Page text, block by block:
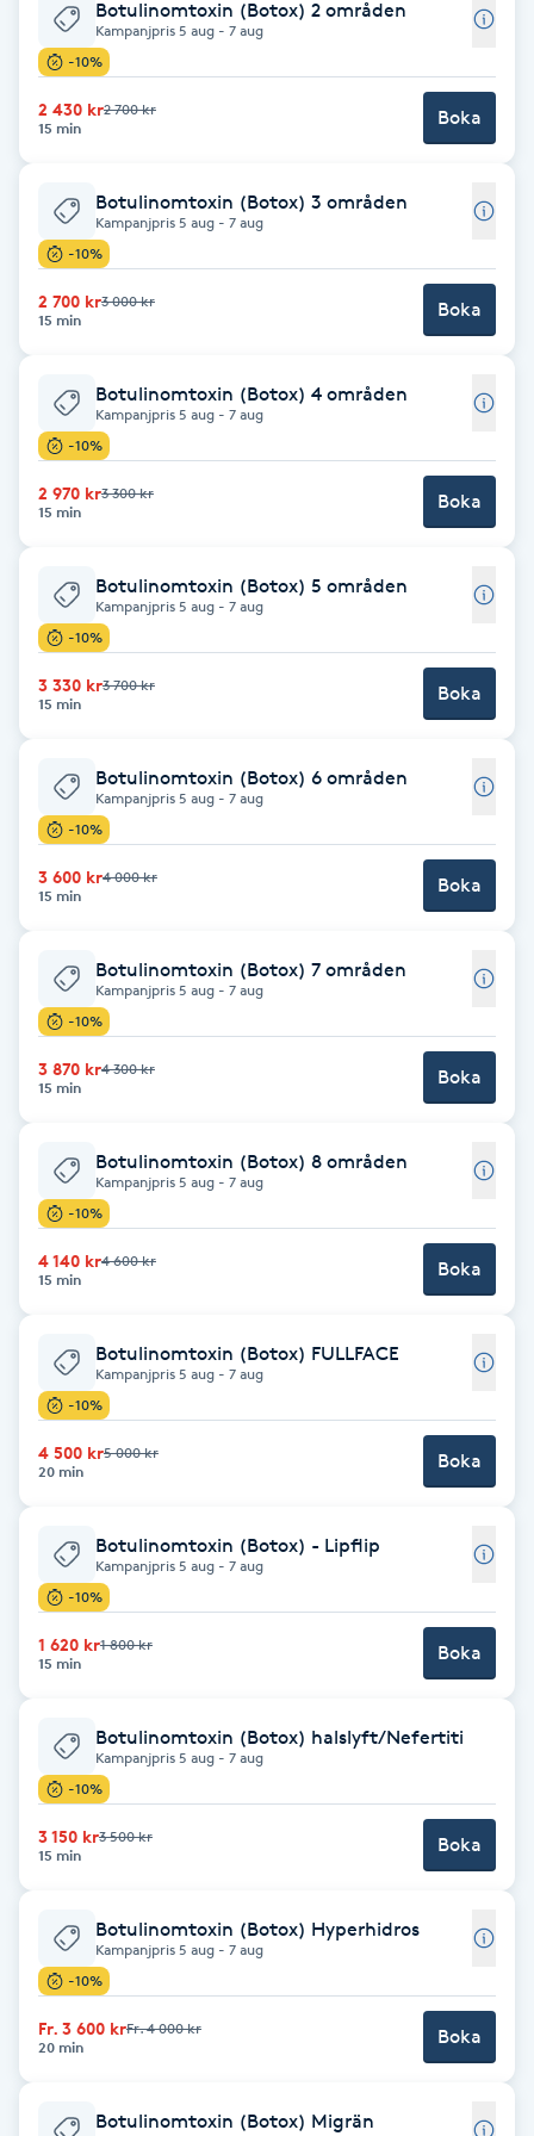
Babylights
Balayage
Barber
Barnklippning
Blowout
Bottenfärg
Brynformning
Brynfärgning
Brynplockning
Bröllopsuppsättning
Celluliter
Coachning
Color correction
Cryoterapi
D
Damklippning
Dermapen
Diamantslipning
Enzympeeling
Extensions
Eyeliner-tatuering
Face framing
Faceliftmassage
Fet hårbotten
Fettreducering
Fibromassage
Fillers
Fotmassage
Botulinomtoxin (Botox) 2 områden
Kampanjpris 5 aug - 7 aug
-10%
2 430 kr2 700 kr
15 min
Boka
Botulinomtoxin (Botox) 3 områden
Kampanjpris 5 aug - 7 aug
-10%
2 700 kr3 000 kr
15 min
Boka
Botulinomtoxin (Botox) 4 områden
Kampanjpris 5 aug - 7 aug
-10%
2 970 kr3 300 kr
15 min
Boka
Botulinomtoxin (Botox) 5 områden
Kampanjpris 5 aug - 7 aug
-10%
3 330 kr3 700 kr
15 min
Boka
Botulinomtoxin (Botox) 6 områden
Kampanjpris 5 aug - 7 aug
-10%
3 600 kr4 000 kr
15 min
Boka
Botulinomtoxin (Botox) 7 områden
Kampanjpris 5 aug - 7 aug
-10%
3 870 kr4 300 kr
15 min
Boka
Botulinomtoxin (Botox) 8 områden
Kampanjpris 5 aug - 7 aug
-10%
4 140 kr4 600 kr
15 min
Boka
Botulinomtoxin (Botox) FULLFACE
Kampanjpris 5 aug - 7 aug
-10%
4 500 kr5 000 kr
20 min
Boka
Botulinomtoxin (Botox) - Lipflip
Kampanjpris 5 aug - 7 aug
-10%
1 620 kr1 800 kr
15 min
Boka
Botulinomtoxin (Botox) halslyft/Nefertiti
Kampanjpris 5 aug - 7 aug
-10%
3 150 kr3 500 kr
15 min
Boka
Botulinomtoxin (Botox) Hyperhidros
Kampanjpris 5 aug - 7 aug
-10%
Fr. 3 600 krFr. 4 000 kr
20 min
Boka
Botulinomtoxin (Botox) Migrän